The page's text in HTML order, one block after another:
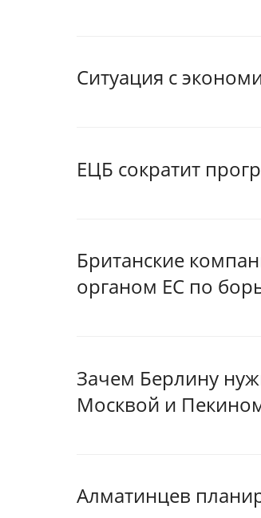
Ситуация с
ЕЦБ сократит
Британские
органом ЕС по
Зачем Берлину
Москвой и
Алматинцев